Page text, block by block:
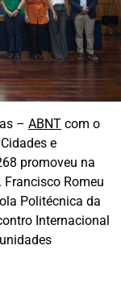
– ABNT com o
e
promoveu na
Romeu
Politécnica da
Internacional